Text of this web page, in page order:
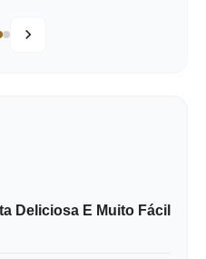
Deliciosa E Muito Fácil